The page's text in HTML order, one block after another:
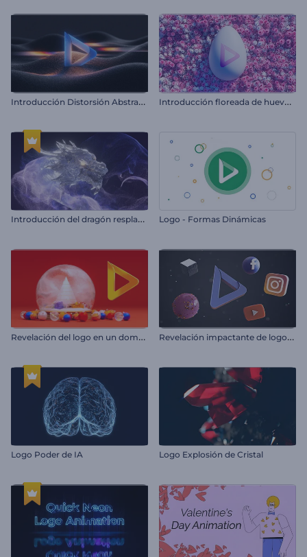
I
ntroducción Distorsión Abstracta I
ntroducción floreada de huevos de pascua
I
ntroducción del dragón resplandeciente Logo - Formas Dinámicas
R
evelación del logo en un domo de nieve R
evelación impactante de logotipo
Logo Poder de IA Logo Explosión de Cristal